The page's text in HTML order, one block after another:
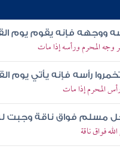
فإنه يقوم يوم
المحرم ورأسه إذا مات
رأسه فإنه يأتي يوم
المحرم إذا مات
مسلم فواق ناقة وجبت
فواق ناقة